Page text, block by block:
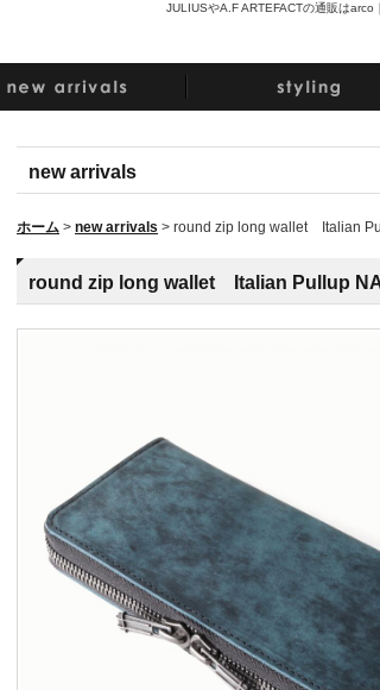
JULIUSやA.F ARTEFACTの通販はarco｜
new arrivals
ホーム > new arrivals > round zip long wallet Italian
round zip long wallet Italian Pullup